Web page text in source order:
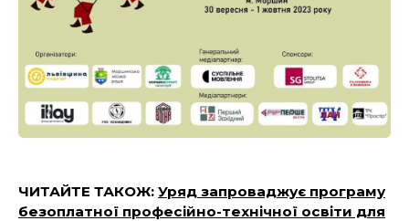
ЧИТАЙТЕ ТАКОЖ: Уряд запроваджує програму
безоплатної професійно-технічної освіти для